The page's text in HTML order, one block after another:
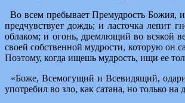
Во всем пребывает Премудрость Божия,
предчувствует дождь; и ласточка лепит
облаком; и огонь, дремлющий во всякой
своей собственной мудрости, которую он
Поэтому, когда ищешь мудрость, ищи ее
«Боже, Всемогущий и Всевидящий,
употребил во зло, как сатана, но только